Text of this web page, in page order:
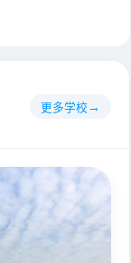
更多学校